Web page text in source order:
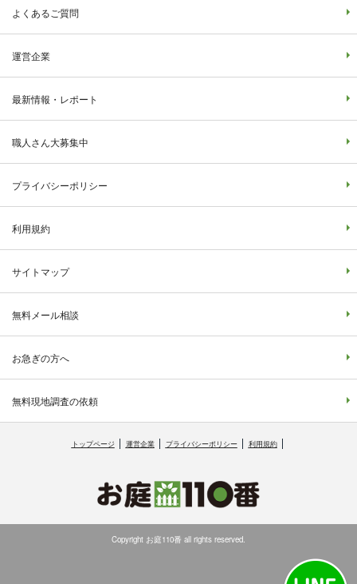
よくあるご質問
運営企業
最新情報・レポート
職人さん大募集中
プライバシーポリシー
利用規約
サイトマップ
無料メール相談
お急ぎの方へ
無料現地調査の依頼
トップページ 運営企業 プライバシーポリシー 利用規約
Copyright お庭110番 all rights reserved.